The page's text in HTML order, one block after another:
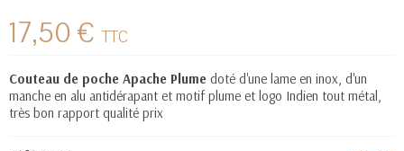
17,50 € TTC
Couteau de poche Apache Plume doté d'une lame en inox, d'un
manche en alu antidérapant et motif plume et logo Indien tout métal,
très bon rapport qualité prix